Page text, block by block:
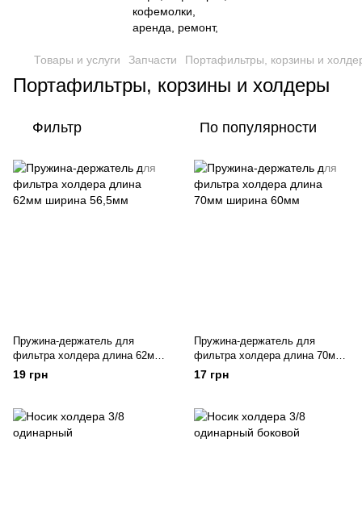
Товары и услуги Запчасти Портафильтры, корзины и
Портафильтры, корзины и холдеры
Фильтр По популярности
Пружина-держатель для
фильтра холдера длина 62мм
ширина 56,5мм
19 грн
Пружина-держатель для
фильтра холдера длина 70мм
ширина 60мм
17 грн